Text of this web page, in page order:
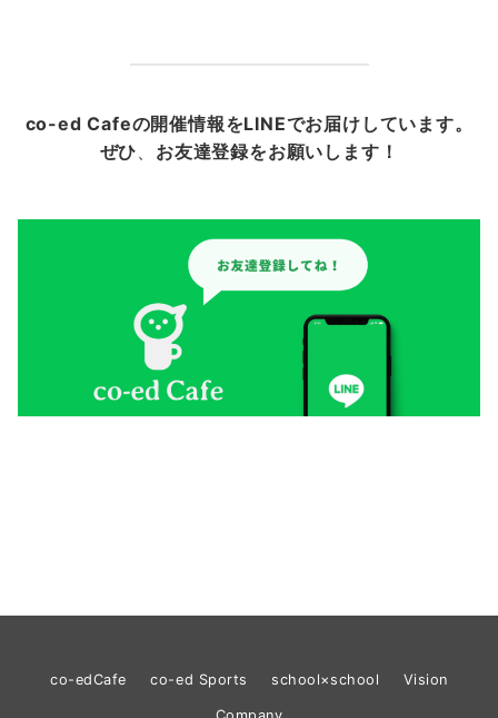
co-ed Cafeの開催情報をLINEでお届けしています。
ぜひ、 お友達登録をお願いします！
co-edCafe co-ed Sports school×school Vision